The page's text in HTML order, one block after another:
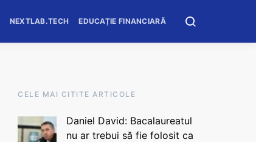
NEXTLAB.TECH EDUCAȚIE FINANCIARĂ
CELE MAI CITITE ARTICOLE
Daniel David: Bacalaureatul
nu ar trebui să fie folosit ca